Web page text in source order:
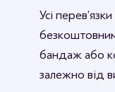
Усі
бандаж або
залежно від